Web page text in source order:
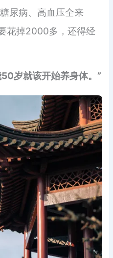
尿病、高血压全来
花掉2000多，还得经
岁就该开始养身体。”